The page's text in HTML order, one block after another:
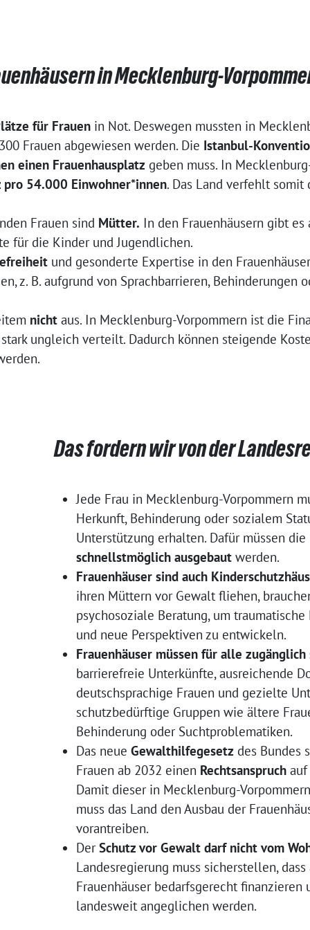
in Mecklenburg-
für Frauen in Not. Deswegen mussten in
Frauen abgewiesen werden. Die Istanbul-
einen Frauenhausplatz geben muss. In
pro 54.000 Einwohner*innen. Das Land verfehlt
Frauen sind Mütter. In den Frauenhäusern gibt
für die Kinder und Jugendlichen.
und gesonderte Expertise in den
z. B. aufgrund von Sprachbarrieren, Behinderungen
nicht aus. In Mecklenburg-Vorpommern ist die
ungleich verteilt. Dadurch können steigende
Das fordern wir von der
Jede Frau in Mecklenburg-Vorpommern
Herkunft, Behinderung oder sozialem
Unterstützung erhalten. Dafür müssen die
schnellstmöglich ausgebautwerden.
Frauenhäuser sind auch
ihren Müttern vor Gewalt fliehen,
psychosoziale Beratung, um
und neue Perspektiven zu entwickeln.
Frauenhäuser müssen für alle
barrierefreie Unterkünfte, ausreichende
deutschsprachige Frauen und gezielte
schutzbedürftige Gruppen wie ältere
Behinderung oder Suchtproblematiken.
Das neue Gewalthilfegesetz des Bundes
Frauen ab 2032 einen Rechtsanspruchauf
Damit dieser in Mecklenburg-
muss das Land den Ausbau der
vorantreiben.
DerSchutz vor Gewalt darf nicht vom
Landesregierung muss sicherstellen,
Frauenhäuser bedarfsgerecht finanzieren
landesweit angeglichen werden.